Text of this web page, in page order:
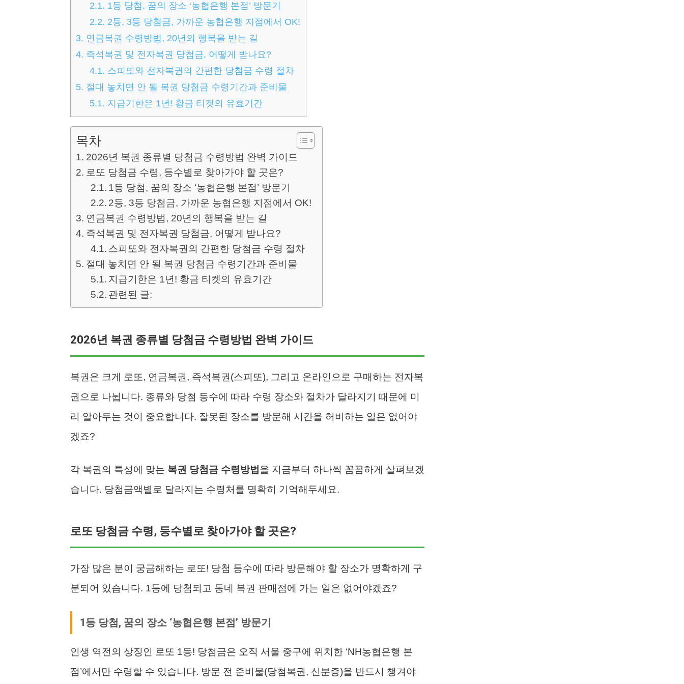
2.1. 1등 당첨, 꿈의 장소 ‘농협은행 본점’ 방문기
2.2. 2등, 3등 당첨금, 가까운 농협은행 지점에서 OK!
3. 연금복권 수령방법, 20년의 행복을 받는 길
4. 즉석복권 및 전자복권 당첨금, 어떻게 받나요?
4.1. 스피또와 전자복권의 간편한 당첨금 수령 절차
5. 절대 놓치면 안 될 복권 당첨금 수령기간과 준비물
5.1. 지급기한은 1년! 황금 티켓의 유효기간
목차
2026년 복권 종류별 당첨금 수령방법 완벽 가이드
로또 당첨금 수령, 등수별로 찾아가야 할 곳은?
1등 당첨, 꿈의 장소 ‘농협은행 본점’ 방문기
2등, 3등 당첨금, 가까운 농협은행 지점에서 OK!
연금복권 수령방법, 20년의 행복을 받는 길
즉석복권 및 전자복권 당첨금, 어떻게 받나요?
스피또와 전자복권의 간편한 당첨금 수령 절차
절대 놓치면 안 될 복권 당첨금 수령기간과 준비물
지급기한은 1년! 황금 티켓의 유효기간
관련된 글:
2026년 복권 종류별 당첨금 수령방법 완벽 가이드
복권은 크게 로또, 연금복권, 즉석복권(스피또), 그리고 온라인으로 구매하는 전자복
권으로 나뉩니다. 종류와 당첨 등수에 따라 수령 장소와 절차가 달라지기 때문에 미
리 알아두는 것이 중요합니다. 잘못된 장소를 방문해 시간을 허비하는 일은 없어야
겠죠?
각 복권의 특성에 맞는 복권 당첨금 수령방법 을 지금부터 하나씩 꼼꼼하게 살펴보겠
습니다. 당첨금액별로 달라지는 수령처를 명확히 기억해두세요.
로또 당첨금 수령, 등수별로 찾아가야 할 곳은?
가장 많은 분이 궁금해하는 로또! 당첨 등수에 따라 방문해야 할 장소가 명확하게 구
분되어 있습니다. 1등에 당첨되고 동네 복권 판매점에 가는 일은 없어야겠죠?
1등 당첨, 꿈의 장소 ‘농협은행 본점’ 방문기
인생 역전의 상징인 로또 1등! 당첨금은 오직 서울 중구에 위치한 ‘NH농협은행 본
점’에서만 수령할 수 있습니다. 방문 전 준비물(당첨복권, 신분증)을 반드시 챙겨야